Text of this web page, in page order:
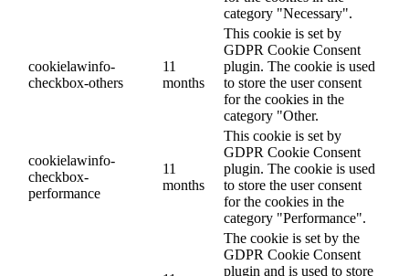
category "Necessary".
cookielawinfo-
checkbox-others
11
months
This cookie is set by
GDPR Cookie Consent
plugin. The cookie is used
to store the user consent
for the cookies in the
category "Other.
cookielawinfo-
checkbox-
performance
11
months
This cookie is set by
GDPR Cookie Consent
plugin. The cookie is used
to store the user consent
for the cookies in the
category "Performance".
The cookie is set by the
GDPR Cookie Consent
plugin and is used to store